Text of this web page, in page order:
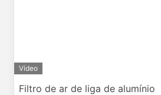
Vídeo
Filtro de ar de liga de alumínio